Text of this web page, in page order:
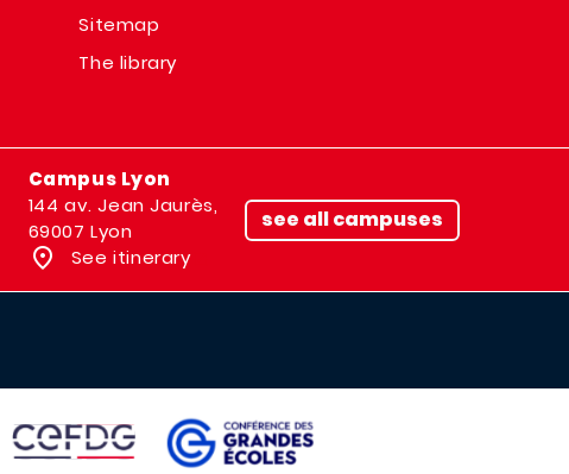
Sitemap
The library
Campus Lyon
144 av. Jean Jaurès,
69007 Lyon
See itinerary
see all campuses
IMAGE